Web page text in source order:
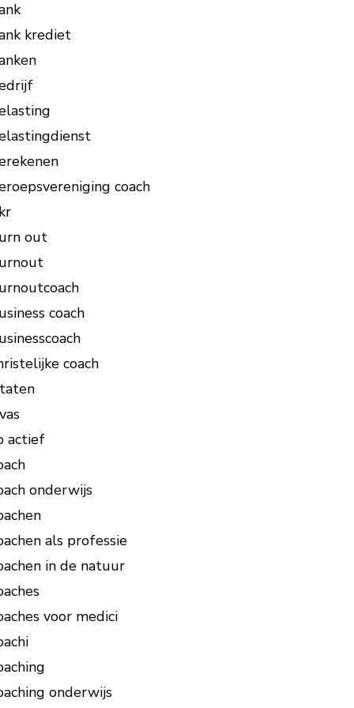
krediet
coach
out
coach
coach
actief
onderwijs
als professie
in de natuur
voor medici
onderwijs